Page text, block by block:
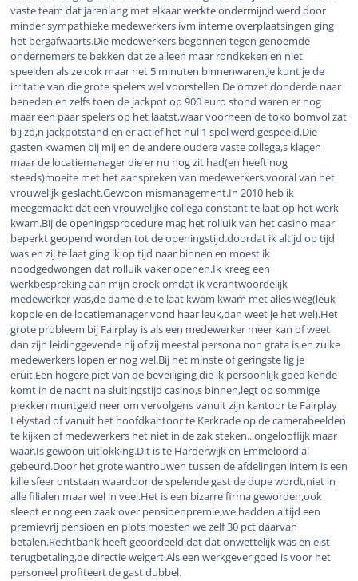
vaste team dat jarenlang met elkaar werkte ondermijnd werd door
minder sympathieke medewerkers ivm interne overplaatsingen ging
het bergafwaarts.Die medewerkers begonnen tegen genoemde
ondernemers te bekken dat ze alleen maar rondkeken en niet
speelden als ze ook maar net 5 minuten binnenwaren.Je kunt je de
irritatie van die grote spelers wel voorstellen.De omzet donderde naar
beneden en zelfs toen de jackpot op 900 euro stond waren er nog
maar een paar spelers op het laatst,waar voorheen de toko bomvol zat
bij zo,n jackpotstand en er actief het nul 1 spel werd gespeeld.Die
gasten kwamen bij mij en de andere oudere vaste collega,s klagen
maar de locatiemanager die er nu nog zit had(en heeft nog
steeds)moeite met het aanspreken van medewerkers,vooral van het
vrouwelijk geslacht.Gewoon mismanagement.In 2010 heb ik
meegemaakt dat een vrouwelijke collega constant te laat op het werk
kwam.Bij de openingsprocedure mag het rolluik van het casino maar
beperkt geopend worden tot de openingstijd.doordat ik altijd op tijd
was en zij te laat ging ik op tijd naar binnen en moest ik
noodgedwongen dat rolluik vaker openen.Ik kreeg een
werkbespreking aan mijn broek omdat ik verantwoordelijk
medewerker was,de dame die te laat kwam kwam met alles weg(leuk
koppie en de locatiemanager vond haar leuk,dan weet je het wel).Het
grote probleem bij Fairplay is als een medewerker meer kan of weet
dan zijn leidinggevende hij of zij meestal persona non grata is,en zulke
medewerkers lopen er nog wel.Bij het minste of geringste lig je
eruit.Een hogere piet van de beveiliging die ik persoonlijk goed kende
komt in de nacht na sluitingstijd casino,s binnen,legt op sommige
plekken muntgeld neer om vervolgens vanuit zijn kantoor te Fairplay
Lelystad of vanuit het hoofdkantoor te Kerkrade op de camerabeelden
te kijken of medewerkers het niet in de zak steken...ongelooflijk maar
waar.Is gewoon uitlokking.Dit is te Harderwijk en Emmeloord al
gebeurd.Door het grote wantrouwen tussen de afdelingen intern is een
kille sfeer ontstaan waardoor de spelende gast de dupe wordt,niet in
alle filialen maar wel in veel.Het is een bizarre firma geworden,ook
sleept er nog een zaak over pensioenpremie,we hadden altijd een
premievrij pensioen en plots moesten we zelf 30 pct daarvan
betalen.Rechtbank heeft geoordeeld dat dat onwettelijk was en eist
terugbetaling,de directie weigert.Als een werkgever goed is voor het
personeel profiteert de gast dubbel.